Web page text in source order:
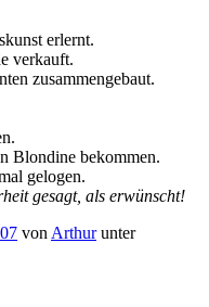
erlernt.
verkauft.
zusammengebaut.
Blondine bekommen.
gelogen.
gesagt, als erwünscht!
von Arthurunter